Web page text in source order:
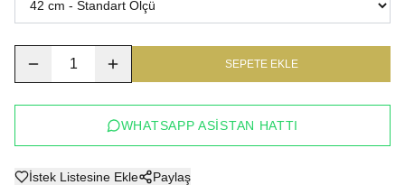
1 SEPETE EKLE
WHATSAPP ASISTAN HATTI
İstek Listesine Ekle Paylaş